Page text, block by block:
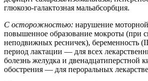
глюкозо-галактозная мальабсорбция.
С осторожностью: нарушение
повышенное образование мокроты (при
неподвижных ресничек), беременность
период лактации — для всех
болезнь желудка и двенадцатиперстной
обострения — для пероральных